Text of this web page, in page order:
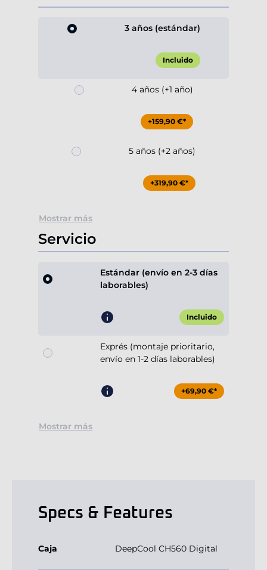
3 años (estándar)
Incluido
4 años (+1 año)
+159,90 €*
5 años (+2 años)
+319,90 €*
Mostrar más
Servicio
Estándar (envío en 2-3 días
laborables)
Incluido
Exprés (montaje prioritario,
envío en 1-2 días laborables)
+69,90 €*
Mostrar más
Specs & Features
Caja DeepCool CH560 Digital